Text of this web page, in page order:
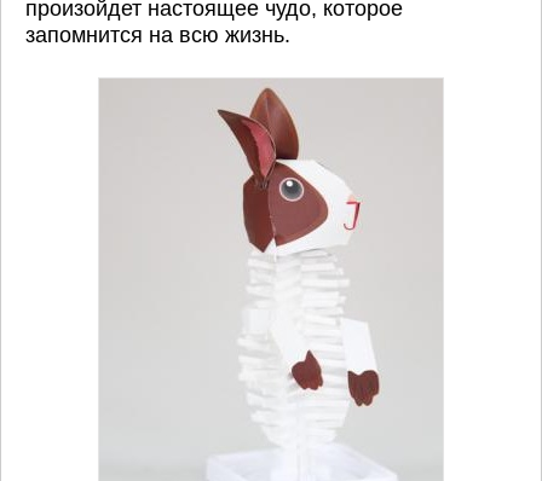
произойдет настоящее чудо, которое
запомнится на всю жизнь.